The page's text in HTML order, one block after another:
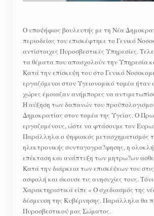
Ο υποψήφιος βουλευτής με τη Νέα
περιοδείας του επισκέφτηκε το Γενικό
αντίστοιχες Πυροσβεστικές Υπηρεσίες.
τα θέματα που απασχολούν την Υπηρεσία
Κατά την επίσκεψη του στο Γενικό
εργαζόμενοι στον Υγειονομικό τομέα
χώρες έμοιαζαν ανήμπορες να
Η αύξηση των δαπανών του προϋπολογισμού
Δημοκρατίας στον τομέα της Υγείας. Ο
εργαζομένους, ώστε να φτάσουμε τον
Παράλληλα ο ψηφιακός μετασχηματισμός
ηλεκτρονικής συνταγογρα?φησης, η
επέκταση και ανάπτυξη των μητρω?ων
Κατά την διάρκεια των επισκέψεων του
ασφαλή και άκουσε τις ανησυχίες τους.
Χαρακτηριστικά είπε « Ο σχεδιασμός της
δέσμευση της Κυβέρνησης. Παράλληλα θα
Πυροσβεστικού μας Σώματος.